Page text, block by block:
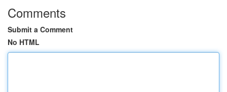
Comments
Submit a Comment
No HTML